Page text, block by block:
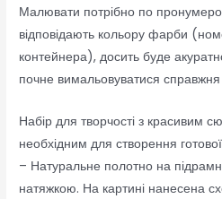
Малювати потрібно по
відповідають кольору фарби
контейнера), досить буде
почне вимальовуватися справжня
Набір для творчості з красивим
необхідним для створення
– Натуральне полотно на
натяжкою. На картині нанесена